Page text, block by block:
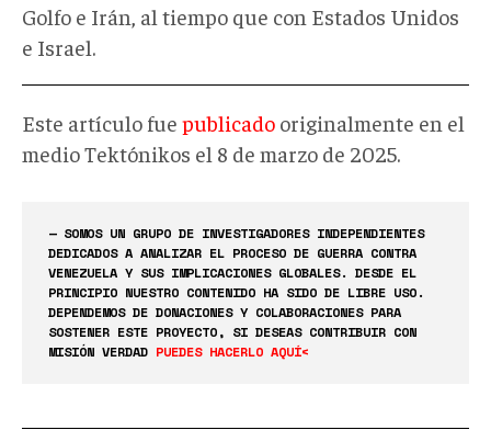
Golfo e Irán, al tiempo que con Estados Unidos
e Israel.
Este artículo fue publicado originalmente en el
medio Tektónikos el 8 de marzo de 2025.
— SOMOS UN GRUPO DE INVESTIGADORES INDEPENDIENTES
DEDICADOS A ANALIZAR EL PROCESO DE GUERRA CONTRA
VENEZUELA Y SUS IMPLICACIONES GLOBALES. DESDE EL
PRINCIPIO NUESTRO CONTENIDO HA SIDO DE LIBRE USO.
DEPENDEMOS DE DONACIONES Y COLABORACIONES PARA
SOSTENER ESTE PROYECTO, SI DESEAS CONTRIBUIR CON
MISIÓN VERDAD PUEDES HACERLO AQUÍ<